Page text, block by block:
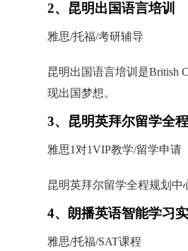
2、昆明出国语言培训
雅思/托福/考研辅导
昆明出国语言培训是British
现出国梦想。
3、昆明英拜尔留学全
雅思1对1VIP教学/留学申请
昆明英拜尔留学全程规划中
4、朗播英语智能学习
雅思/托福/SAT课程